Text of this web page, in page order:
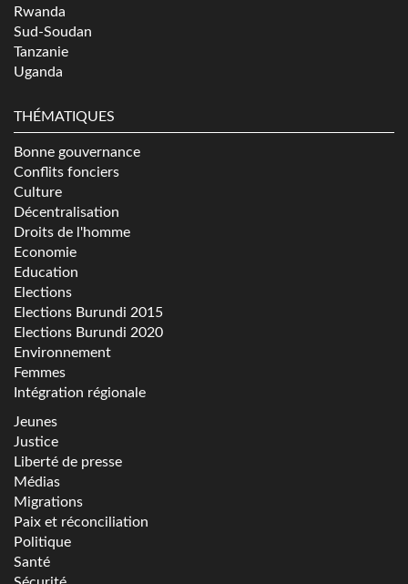
Rwanda
Sud-Soudan
Tanzanie
Uganda
THÉMATIQUES
Bonne gouvernance
Conflits fonciers
Culture
Décentralisation
Droits de l'homme
Economie
Education
Elections
Elections Burundi 2015
Elections Burundi 2020
Environnement
Femmes
Intégration régionale
Jeunes
Justice
Liberté de presse
Médias
Migrations
Paix et réconciliation
Politique
Santé